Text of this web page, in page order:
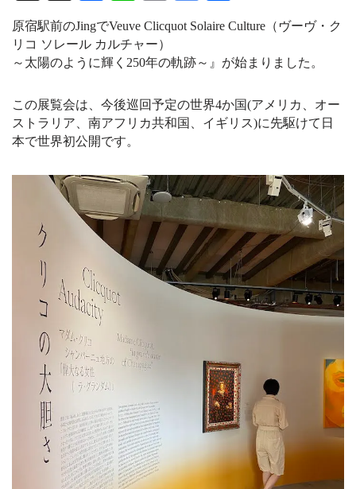
a
n
e
ea
ds
bo
ok
y
Li
gl
e
an
e
原宿駅前のJingでVeuve Clicquot Solaire Culture（ヴーヴ・ク
リコ ソレール カルチャー）
～太陽のように輝く250年の軌跡～』が始まりました。
この展覧会は、今後巡回予定の世界4か国(アメリカ、オー
ストラリア、南アフリカ共和国、イギリス)に先駆けて日
本で世界初公開です。